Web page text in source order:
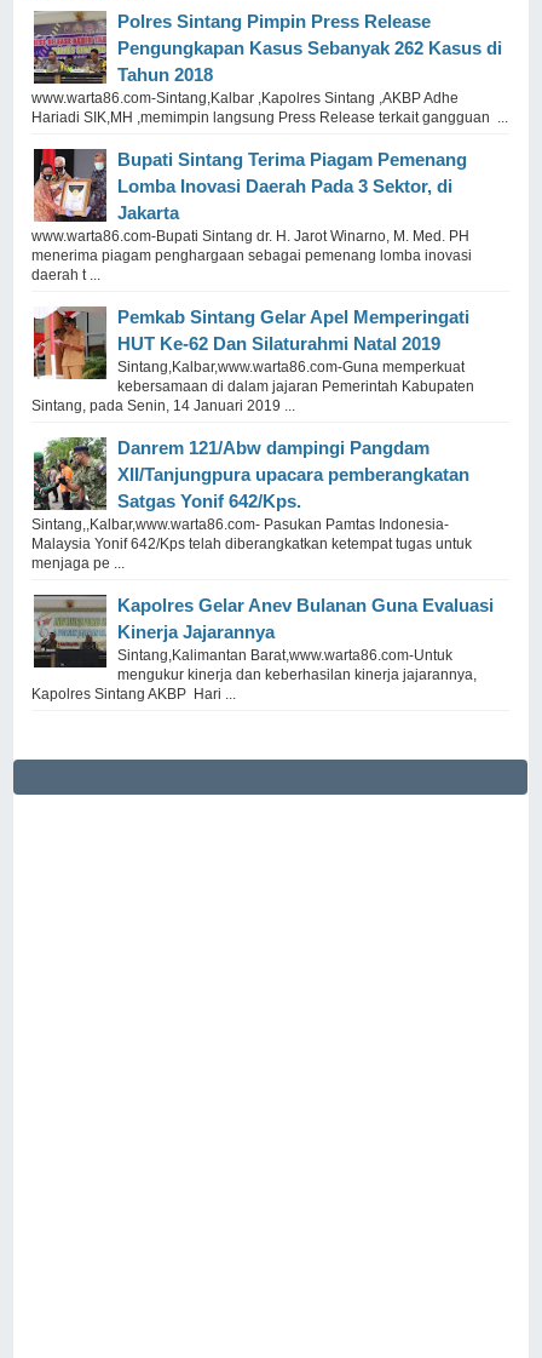
Polres Sintang Pimpin Press Release
Pengungkapan Kasus Sebanyak 262 Kasus di
Tahun 2018
www.warta86.com-Sintang,Kalbar ,Kapolres Sintang ,AKBP Adhe
Hariadi SIK,MH ,memimpin langsung Press Release terkait gangguan ...
Bupati Sintang Terima Piagam Pemenang
Lomba Inovasi Daerah Pada 3 Sektor, di
Jakarta
www.warta86.com-Bupati Sintang dr. H. Jarot Winarno, M. Med. PH
menerima piagam penghargaan sebagai pemenang lomba inovasi
daerah t ...
Pemkab Sintang Gelar Apel Memperingati
HUT Ke-62 Dan Silaturahmi Natal 2019
Sintang,Kalbar,www.warta86.com-Guna memperkuat
kebersamaan di dalam jajaran Pemerintah Kabupaten
Sintang, pada Senin, 14 Januari 2019 ...
Danrem 121/Abw dampingi Pangdam
XII/Tanjungpura upacara pemberangkatan
Satgas Yonif 642/Kps.
Sintang,,Kalbar,www.warta86.com- Pasukan Pamtas Indonesia-
Malaysia Yonif 642/Kps telah diberangkatkan ketempat tugas untuk
menjaga pe ...
Kapolres Gelar Anev Bulanan Guna Evaluasi
Kinerja Jajarannya
Sintang,Kalimantan Barat,www.warta86.com-Untuk
mengukur kinerja dan keberhasilan kinerja jajarannya,
Kapolres Sintang AKBP Hari ...